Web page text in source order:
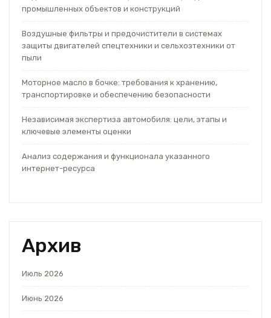
промышленных объектов и конструкций
Воздушные фильтры и предочистители в системах
защиты двигателей спецтехники и сельхозтехники от
пыли
Моторное масло в бочке: требования к хранению,
транспортировке и обеспечению безопасности
Независимая экспертиза автомобиля: цели, этапы и
ключевые элементы оценки
Анализ содержания и функционала указанного
интернет-ресурса
Архив
Июль 2026
Июнь 2026